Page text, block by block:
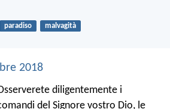
paradiso malvagità
2018
diligentemente i
del Signore vostro Dio, le